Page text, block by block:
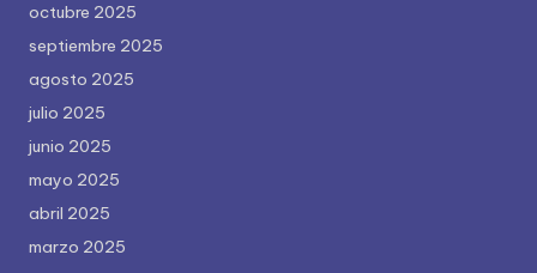
octubre 2025
septiembre 2025
agosto 2025
julio 2025
junio 2025
mayo 2025
abril 2025
marzo 2025